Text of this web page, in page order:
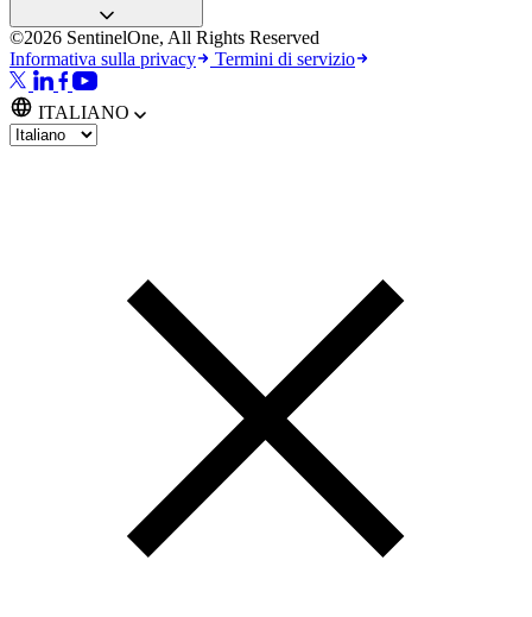
©2026 SentinelOne, All Rights Reserved
Informativa sulla privacy
Termini di servizio
ITALIANO